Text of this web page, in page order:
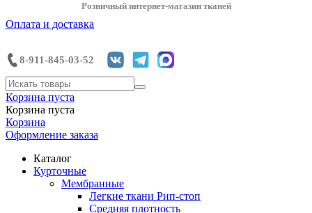
Розничный интернет-магазин тканей
Оплата и доставка
8-911-845-03-52
Корзина пуста
Корзина пуста
Корзина
Оформление заказа
Каталог
Курточные
Мембранные
Легкие ткани Рип-стоп
Средняя плотность